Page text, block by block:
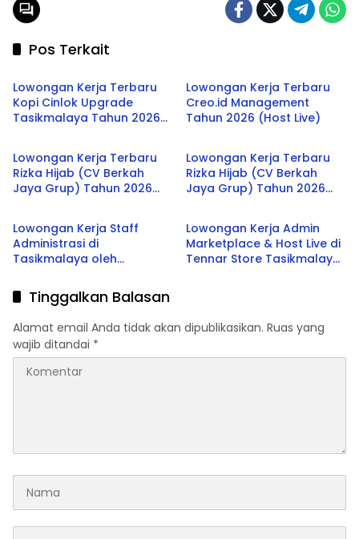
Pos Terkait
LOWONGAN KERJA
Lowongan Kerja Terbaru
Kopi Cinlok Upgrade
Tasikmalaya Tahun 2026
Lowongan Kerja Terbaru
Creo.id Management
Tahun 2026 (Host Live)
LOWONGAN KERJA
Lowongan Kerja Terbaru
Rizka Hijab (CV Berkah
Jaya Grup) Tahun 2026
LOWONGAN KERJA
Lowongan Kerja Terbaru
Rizka Hijab (CV Berkah
Jaya Grup) Tahun 2026
Tasikmalaya
Lowongan Kerja Staff
Administrasi di
Tasikmalaya oleh
Tasikmalaya
Lowongan Kerja Admin
Marketplace & Host Live di
Tennar Store Tasikmalaya
Tinggalkan Balasan
Alamat email Anda tidak akan dipublikasikan. Ruas yang
wajib ditandai *